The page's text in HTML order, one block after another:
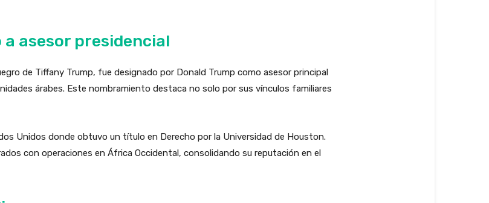
a asesor presidencial
de Tiffany Trump, fue designado por Donald Trump como asesor principal
árabes. Este nombramiento destaca no solo por sus vínculos familiares
Unidos donde obtuvo un título en Derecho por la Universidad de Houston.
con operaciones en África Occidental, consolidando su reputación en el